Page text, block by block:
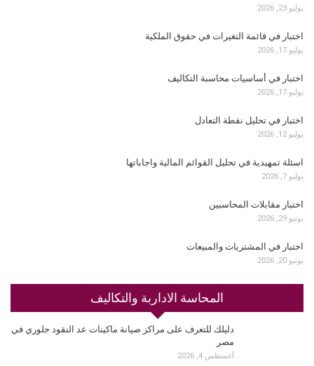
يوليو 23, 2026
اختبار في قائمة التغيرات في حقوق الملكية
يوليو 17, 2026
اختبار في أساسيات محاسبة التكاليف
يوليو 17, 2026
اختبار في تحليل نقطة التعادل
يوليو 12, 2026
اسئلة تمهيدية في تحليل القوائم المالية واجاباتها
يوليو 7, 2026
اختبار مقابلات المحاسبين
يونيو 29, 2026
اختبار في المشتريات والمبيعات
يونيو 20, 2026
المحاسة الاداربة والتكاليف
دليلك للتعرف على مراكز صيانة ماكينات عد النقود جلوري في
مصر
أغسطس 4, 2026